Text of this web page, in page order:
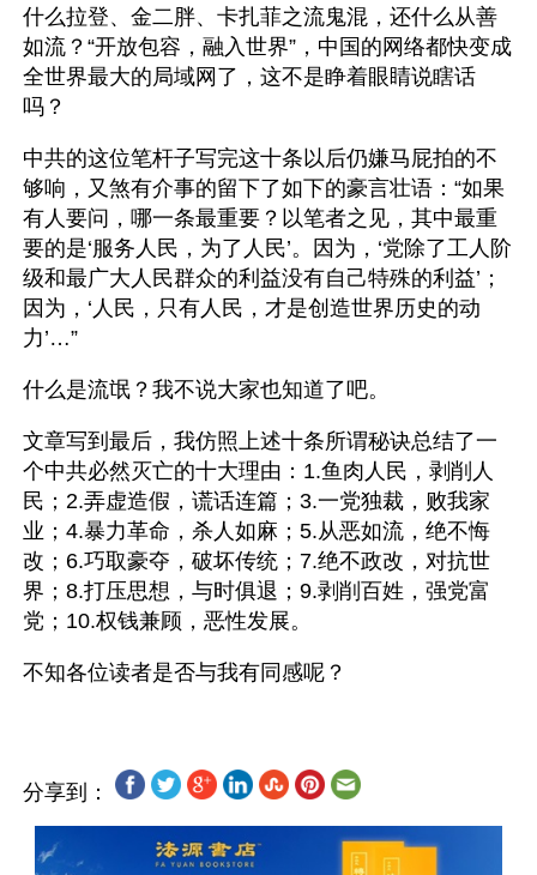
什么拉登、金二胖、卡扎菲之流鬼混，还什么从善
如流？“开放包容，融入世界”，中国的网络都快变成
全世界最大的局域网了，这不是睁着眼睛说瞎话
吗？
中共的这位笔杆子写完这十条以后仍嫌马屁拍的不
够响，又煞有介事的留下了如下的豪言壮语：“如果
有人要问，哪一条最重要？以笔者之见，其中最重
要的是‘服务人民，为了人民’。因为，‘党除了工人阶
级和最广大人民群众的利益没有自己特殊的利益’；
因为，‘人民，只有人民，才是创造世界历史的动
力’…”
什么是流氓？我不说大家也知道了吧。
文章写到最后，我仿照上述十条所谓秘诀总结了一
个中共必然灭亡的十大理由：1.鱼肉人民，剥削人
民；2.弄虚造假，谎话连篇；3.一党独裁，败我家
业；4.暴力革命，杀人如麻；5.从恶如流，绝不悔
改；6.巧取豪夺，破坏传统；7.绝不政改，对抗世
界；8.打压思想，与时俱退；9.剥削百姓，强党富
党；10.权钱兼顾，恶性发展。
分享到：